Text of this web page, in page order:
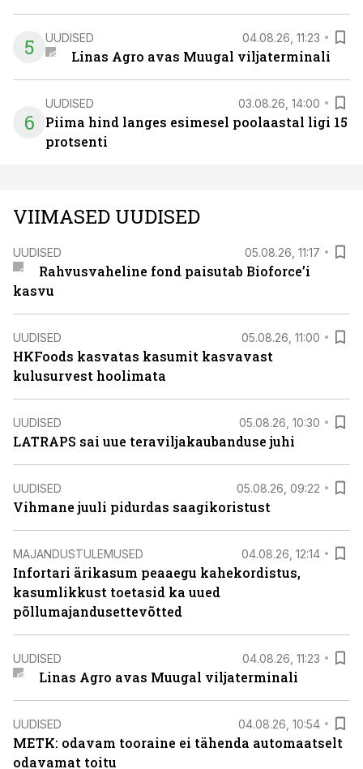
5 UUDISED 04.08.26, 11:23
Linas Agro avas Muugal viljaterminali
6
UUDISED 03.08.26, 14:00
Piima hind langes esimesel poolaastal ligi 15
protsenti
VIIMASED UUDISED
UUDISED 05.08.26, 11:17
Rahvusvaheline fond paisutab Bioforce’i
kasvu
UUDISED 05.08.26, 11:00
HKFoods kasvatas kasumit kasvavast
kulusurvest hoolimata
UUDISED 05.08.26, 10:30
LATRAPS sai uue teraviljakaubanduse juhi
UUDISED 05.08.26, 09:22
Vihmane juuli pidurdas saagikoristust
MAJANDUSTULEMUSED 04.08.26, 12:14
Infortari ärikasum peaaegu kahekordistus,
kasumlikkust toetasid ka uued
põllumajandusettevõtted
UUDISED 04.08.26, 11:23
Linas Agro avas Muugal viljaterminali
UUDISED 04.08.26, 10:54
METK: odavam tooraine ei tähenda automaatselt
odavamat toitu